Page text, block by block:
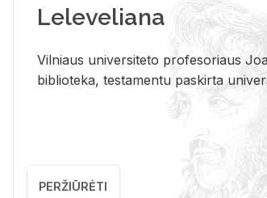
Leleveliana
Vil­niaus uni­ver­si­te­to pro­fe­so­riaus
bi­b­lio­te­ka, te­sta­men­tu pa­skir­ta
PERŽIŪRĖTI